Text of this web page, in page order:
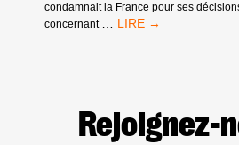
condamnait la France pour ses
concernant
COMMUNIQUÉ
:
LA
Rejoignez-